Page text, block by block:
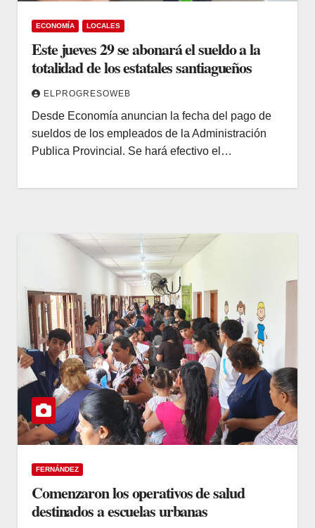
ECONOMÍA LOCALES
Este jueves 29 se abonará el sueldo a la
totalidad de los estatales santiagueños
ELPROGRESOWEB
Desde Economía anuncian la fecha del pago de
sueldos de los empleados de la Administración
Publica Provincial. Se hará efectivo el…
FERNÁNDEZ
Comenzaron los operativos de salud
destinados a escuelas urbanas